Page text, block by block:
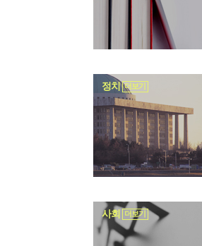
정치 더보기
사회 더보기